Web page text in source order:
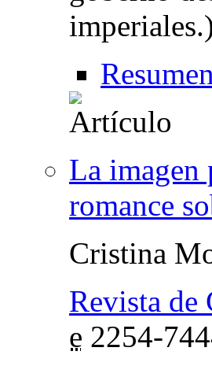
Resumen
La imagen
romance
Cristina
Revista de
e 2254-